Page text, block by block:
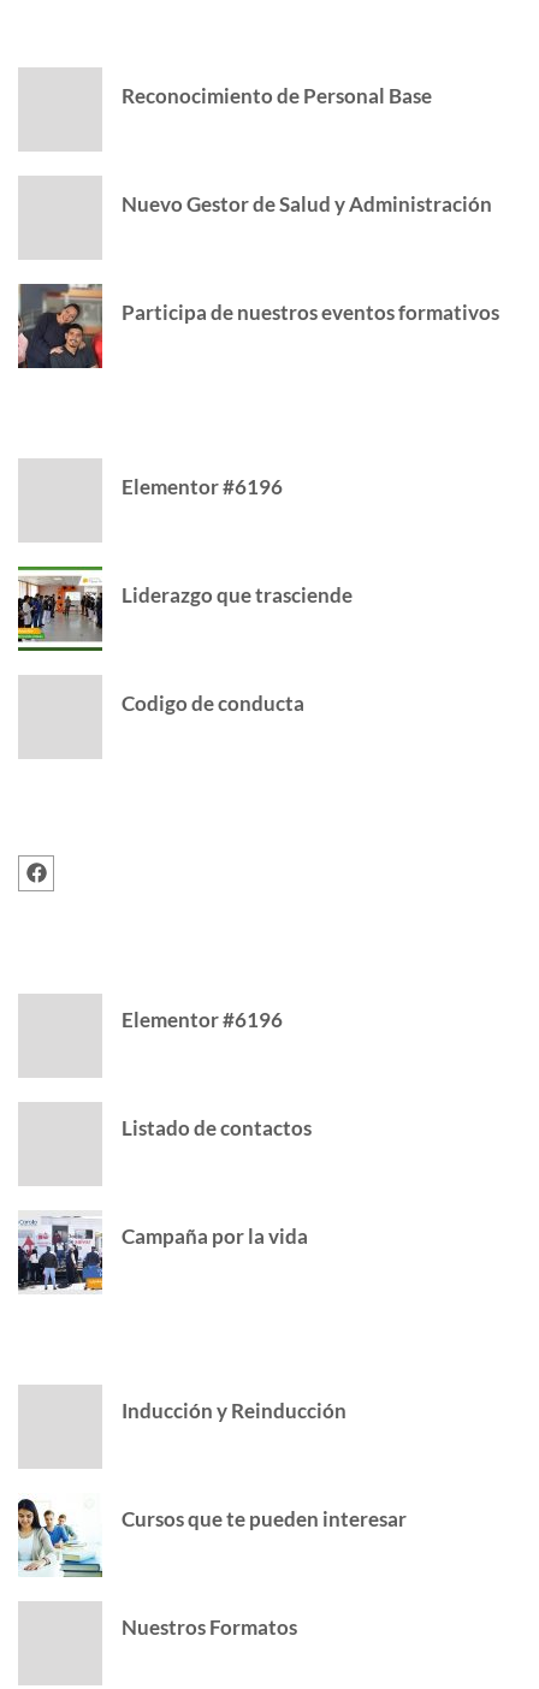
Reconocimiento de Personal Base
Nuevo Gestor de Salud y Administración
Participa de nuestros eventos formativos
Elementor #6196
Liderazgo que trasciende
Codigo de conducta
Elementor #6196
Listado de contactos
Campaña por la vida
Inducción y Reinducción
Cursos que te pueden interesar
Nuestros Formatos